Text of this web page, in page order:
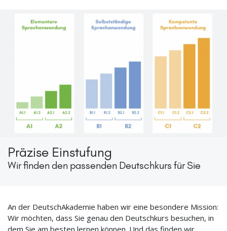
Präzise Einstufung
Wir finden den passenden Deutschkurs für Sie
An der DeutschAkademie haben wir eine besondere Mission:
Wir möchten, dass Sie genau den Deutschkurs besuchen, in